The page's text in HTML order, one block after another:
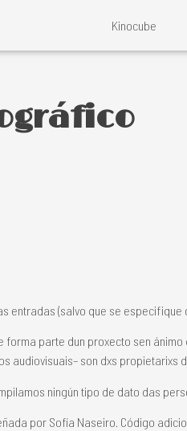
Kinocube
entradas (salvo que se especifique
forma parte dun proxecto sen
audiovisuais– son dxs propietarixs
ningún tipo de dato das
por Sofía Naseiro. Código